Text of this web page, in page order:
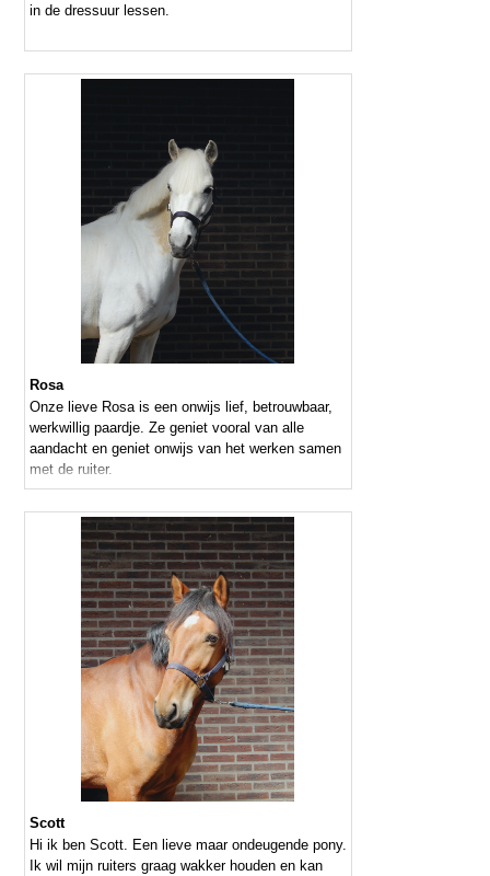
in de dressuur lessen.
Rosa
Onze lieve Rosa is een onwijs lief, betrouwbaar,
werkwillig paardje. Ze geniet vooral van alle
aandacht en geniet onwijs van het werken samen
met de ruiter.
Scott
Hi ik ben Scott. Een lieve maar ondeugende pony.
Ik wil mijn ruiters graag wakker houden en kan